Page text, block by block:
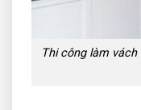
Thi công làm